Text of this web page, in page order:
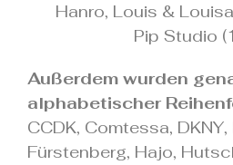
Hanro, Louis &
Pip Studio
Außerdem wurden
alphabetischer
CCDK, Comtessa, DKNY,
Fürstenberg, Hajo,